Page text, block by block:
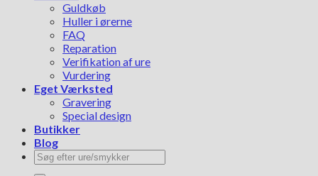
Guldkøb
Huller i ørerne
FAQ
Reparation
Verifikation af ure
Vurdering
Eget Værksted
Gravering
Special design
Butikker
Blog
Søg
efter: